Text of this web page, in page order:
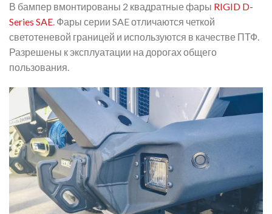
В бампер вмонтированы 2 квадратные фары RIGID D-
Series SAE. Фары серии SAE отличаются четкой
светотеневой границей и используются в качестве ПТФ.
Разрешены к эксплуатации на дорогах общего
пользования.